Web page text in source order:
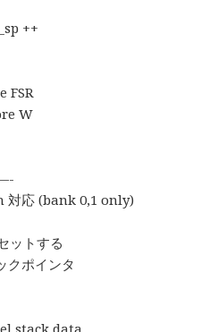
++
W
対応 (bank 0,1 only)
ットする
クポインタ